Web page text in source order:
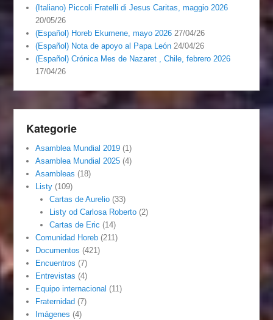
(Italiano) Piccoli Fratelli di Jesus Caritas, maggio 2026
20/05/26
(Español) Horeb Ekumene, mayo 2026 27/04/26
(Español) Nota de apoyo al Papa León 24/04/26
(Español) Crónica Mes de Nazaret , Chile, febrero 2026
17/04/26
Kategorie
Asamblea Mundial 2019 (1)
Asamblea Mundial 2025 (4)
Asambleas (18)
Listy (109)
Cartas de Aurelio(33)
Listy od Carlosa Roberto(2)
Cartas de Eric (14)
Comunidad Horeb (211)
Documentos (421)
Encuentros (7)
Entrevistas (4)
Equipo internacional (11)
Fraternidad (7)
Imágenes (4)